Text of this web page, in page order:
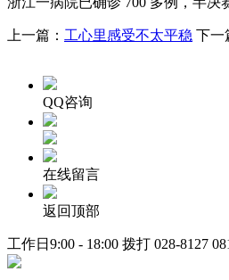
上一篇： 工心里感受不太平稳 下一
QQ咨询
在线留言
返回顶部
工作日9:00 - 18:00 拨打 028-8127